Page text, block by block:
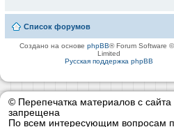
Список форумов
Создано на основеphpBB® Forum Software
Limited
Русская поддержка phpBB
© Перепечатка материалов с сайта
запрещена
По всем интересующим вопросам